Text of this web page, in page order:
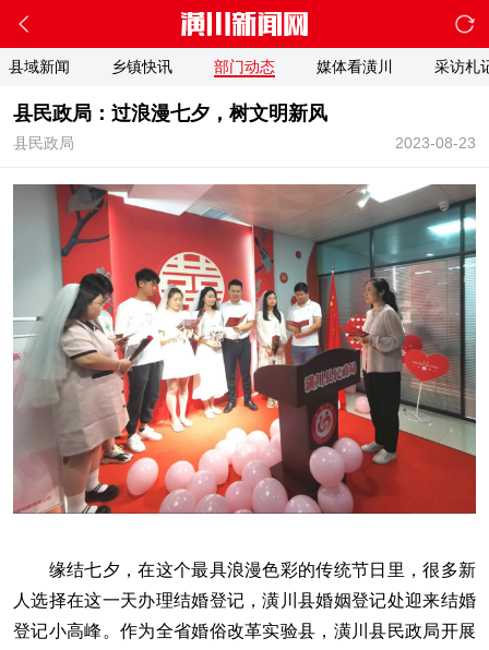
县域新闻 乡镇快讯 部门动态 媒体看潢川 采访札
县民政局：过浪漫七夕，树文明新风
2023-08-23
县民政局
缘结七夕，在这个最具浪漫色彩的传统节日里，很多新
人选择在这一天办理结婚登记，潢川县婚姻登记处迎来结婚
登记小高峰。作为全省婚俗改革实验县，潢川县民政局开展